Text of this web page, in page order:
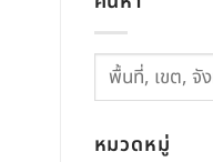
หมวดหมู่